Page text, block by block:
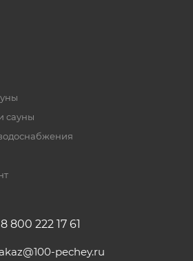
сауны
8 800 222 17 61
pechey.ru